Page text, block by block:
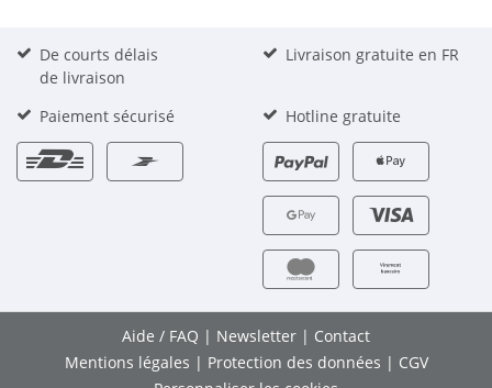
De courts délais
de livraison
Livraison gratuite en FR
Paiement sécurisé Hotline gratuite
Aide / FAQ | Newsletter | Contact
Mentions légales | Protection des données | CGV